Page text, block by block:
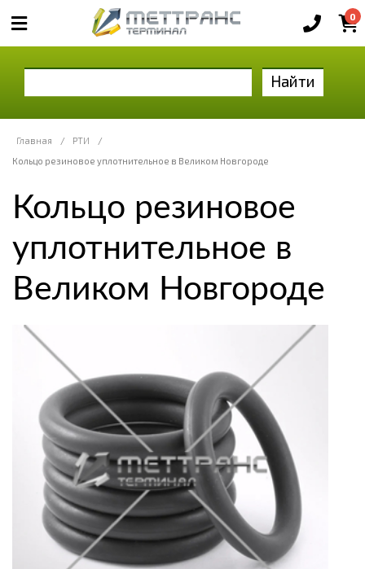
0
Найти
Главная / РТИ
/
Кольцо резиновое уплотнительное в Великом Новгороде
Кольцо резиновое
уплотнительное в
Великом Новгороде